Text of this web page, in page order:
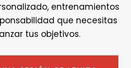
entrenamientos
que necesitas
tus objetivos.